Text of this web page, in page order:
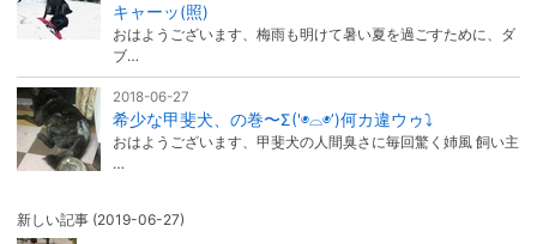
キャーッ(照)
おはようございます、梅雨も明けて暑い夏を過ごすために、ダ
ブ…
2018-06-27
希少な甲斐犬、の巻〜Σ('◉⌓◉’)何カ違ウゥ⤵︎
おはようございます、甲斐犬の人間臭さに毎回驚く姉風 飼い主
…
新しい記事 (2019-06-27)